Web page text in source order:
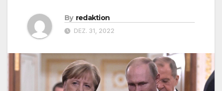
By redaktion
DEZ. 31, 2022